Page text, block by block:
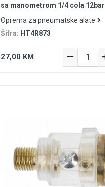
sa manometrom 1/4 cola 12bar
Oprema za pneumatske alate
Šifra: HT4R873
27,00 KM